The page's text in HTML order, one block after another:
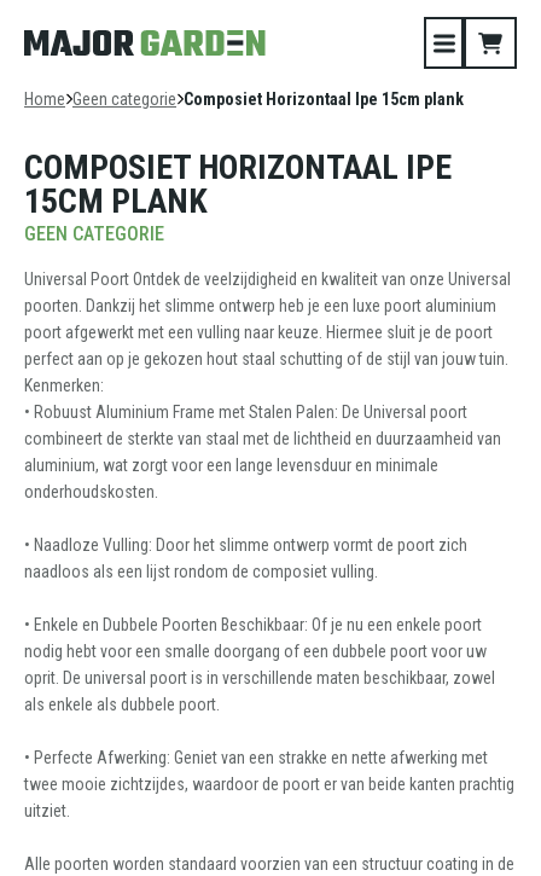
Home Geen categorie Composiet Horizontaal Ipe 15cm plank
COMPOSIET HORIZONTAAL IPE
15CM PLANK
GEEN CATEGORIE
Universal Poort Ontdek de veelzijdigheid en kwaliteit van onze Universal
poorten. Dankzij het slimme ontwerp heb je een luxe poort aluminium
poort afgewerkt met een vulling naar keuze. Hiermee sluit je de poort
perfect aan op je gekozen hout staal schutting of de stijl van jouw tuin.
Kenmerken:
• Robuust Aluminium Frame met Stalen Palen: De Universal poort
combineert de sterkte van staal met de lichtheid en duurzaamheid van
aluminium, wat zorgt voor een lange levensduur en minimale
onderhoudskosten.
• Naadloze Vulling: Door het slimme ontwerp vormt de poort zich
naadloos als een lijst rondom de composiet vulling.
• Enkele en Dubbele Poorten Beschikbaar: Of je nu een enkele poort
nodig hebt voor een smalle doorgang of een dubbele poort voor uw
oprit. De universal poort is in verschillende maten beschikbaar, zowel
als enkele als dubbele poort.
• Perfecte Afwerking: Geniet van een strakke en nette afwerking met
twee mooie zichtzijdes, waardoor de poort er van beide kanten prachtig
uitziet.
Alle poorten worden standaard voorzien van een structuur coating in de